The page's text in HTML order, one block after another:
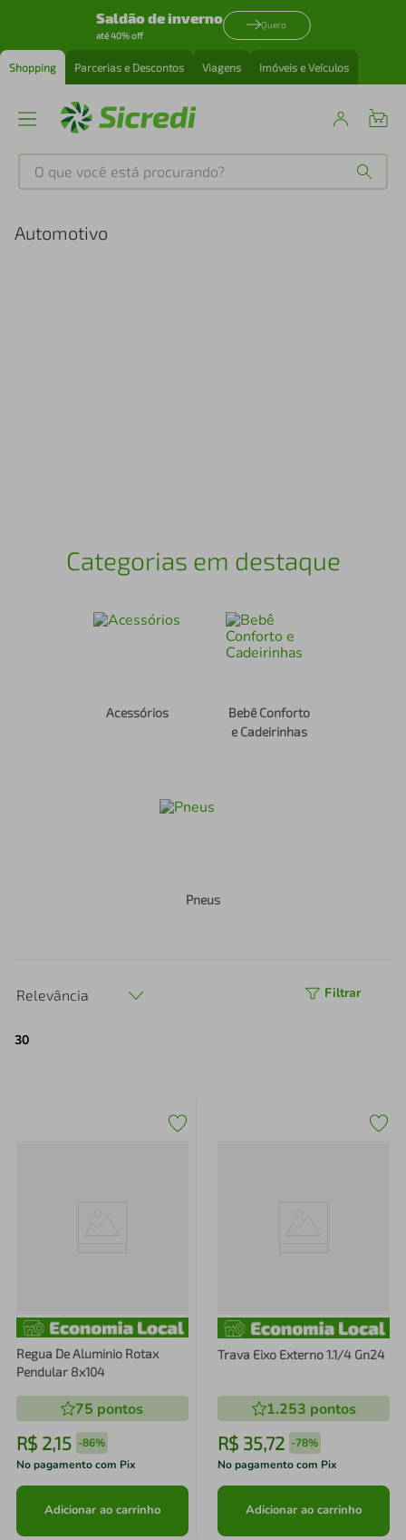
Saldão de inverno
até 40% off
Quero
Shopping Parcerias e Descontos Viagens Imóveis e Veículos
O que você está procurando?
Automotivo
Categorias em destaque
Acessórios
Bebê Conforto
e Cadeirinhas
Pneus
Relevância Filtrar
30
Regua De Aluminio Rotax
Pendular 8x104
75 pontos
R$ 2,15 -86%
No pagamento com Pix
Adicionar ao carrinho
Trava Eixo Externo 1.1/4 Gn24
1.253 pontos
R$ 35,72 -78%
No pagamento com Pix
Adicionar ao carrinho